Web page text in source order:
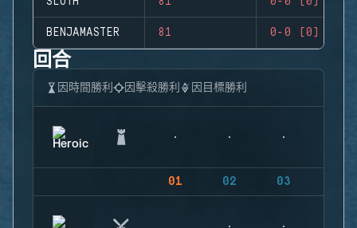
BENJAMASTER 81 0-0 (0)
回合
因時間勝利 因擊殺勝利 因目標勝利
01 02 03